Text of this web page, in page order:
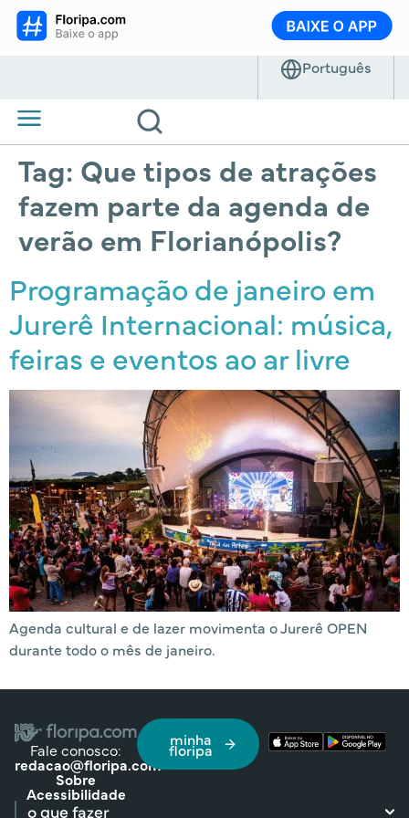
Tag: Que tipos de atrações
fazem parte da agenda de
verão em Florianópolis?
Programação de janeiro em
Jurerê Internacional: música,
feiras e eventos ao ar livre
Agenda cultural e de lazer movimenta o Jurerê OPEN
durante todo o mês de janeiro.
Fale conosco:
redacao@floripa.com
Sobre
Acessibilidade
minha
floripa
o que fazer